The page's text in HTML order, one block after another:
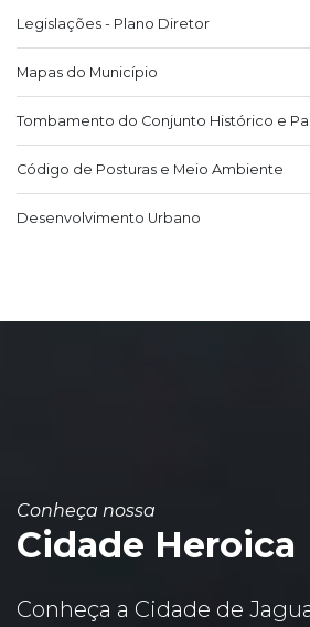
Legislações - Plano Diretor
Mapas do Município
Tombamento do Conjunto Histórico e
Código de Posturas e Meio Ambiente
Desenvolvimento Urbano
Conheça nossa
Cidade Heroica
Conheça a Cidade de